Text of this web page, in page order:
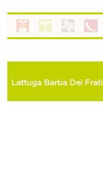
Lattuga Barba Dei Frati